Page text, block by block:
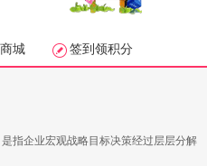
城 签到领积分
指企业宏观战略目标决策经过层层分解